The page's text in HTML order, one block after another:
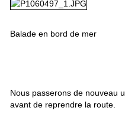
Balade en bord de mer
Nous passerons de nouveau
avant de reprendre la route.